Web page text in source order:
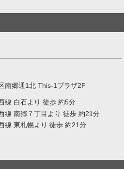
南郷通1北 This-1プラザ2F
線 白石より 徒歩 約5分
線 南郷７丁目より 徒歩 約21分
線 東札幌より 徒歩 約21分